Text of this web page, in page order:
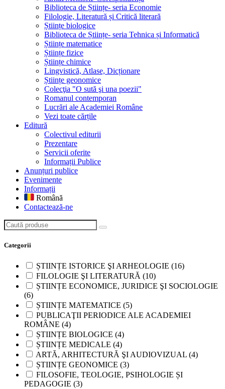
Biblioteca de Științe- seria Economie
Filologie, Literatură și Critică literară
Științe biologice
Biblioteca de Științe- seria Tehnica și Informatică
Științe matematice
Științe fizice
Științe chimice
Lingvistică, Atlase, Dicționare
Științe geonomice
Colecţia "O sută şi una poezii"
Romanul contemporan
Lucrări ale Academiei Române
Vezi toate cărțile
Editură
Colectivul editurii
Prezentare
Servicii oferite
Informații Publice
Anunțuri publice
Evenimente
Informații
Română
Contactează-ne
Caută produse
Categorii
ȘTIINȚE ISTORICE ŞI ARHEOLOGIE (16)
FILOLOGIE ŞI LITERATURĂ (10)
ȘTIINȚE ECONOMICE, JURIDICE ŞI SOCIOLOGIE
(6)
ȘTIINȚE MATEMATICE (5)
PUBLICAŢII PERIODICE ALE ACADEMIEI
ROMÂNE (4)
ȘTIINȚE BIOLOGICE (4)
ȘTIINȚE MEDICALE (4)
ARTĂ, ARHITECTURĂ ŞI AUDIOVIZUAL (4)
ȘTIINȚE GEONOMICE (3)
FILOSOFIE, TEOLOGIE, PSIHOLOGIE ȘI
PEDAGOGIE (3)